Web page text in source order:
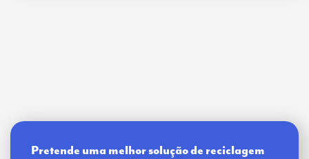
Pretende uma melhor solução de reciclagem